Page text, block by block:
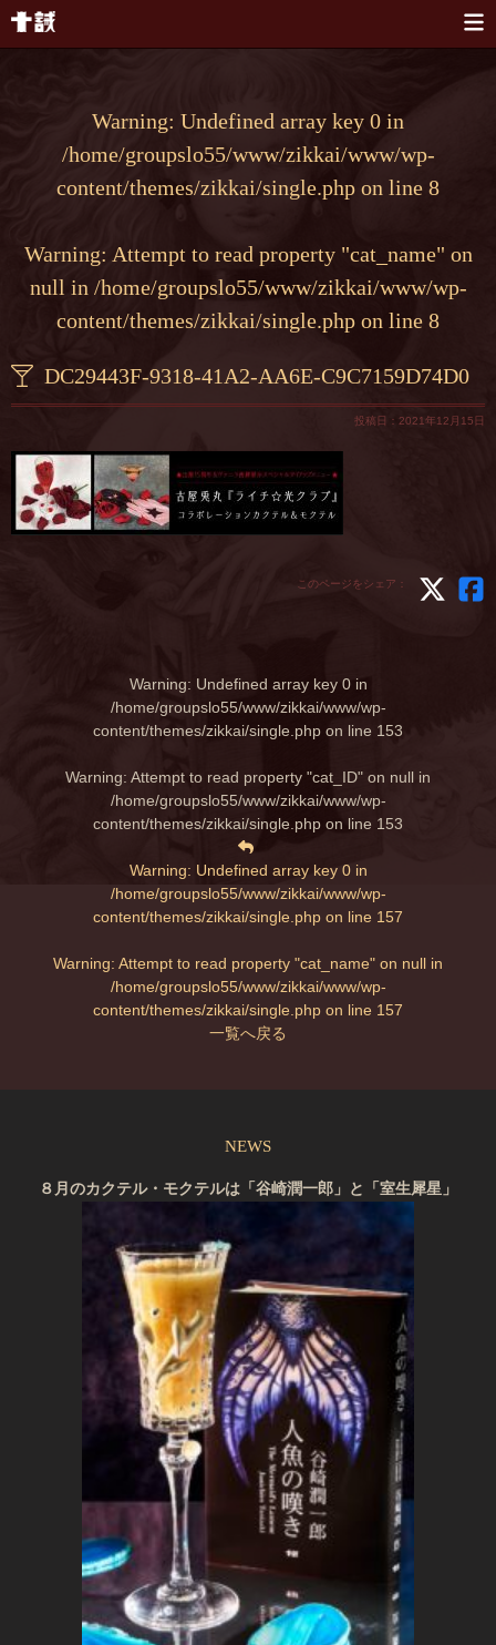
Warning: Undefined array key 0 in
/home/groupslo55/www/zikkai/www/wp-
content/themes/zikkai/single.php on line 8
Warning: Attempt to read property "cat_name" on
null in /home/groupslo55/www/zikkai/www/wp-
content/themes/zikkai/single.php on line 8
DC29443F-9318-41A2-AA6E-C9C7159D74D0
投稿日：2021年12月15日
このページをシェア：
Warning: Undefined array key 0 in
/home/groupslo55/www/zikkai/www/wp-
content/themes/zikkai/single.php on line 153
Warning: Attempt to read property "cat_ID" on null in
/home/groupslo55/www/zikkai/www/wp-
content/themes/zikkai/single.php on line 153
Warning: Undefined array key 0 in
/home/groupslo55/www/zikkai/www/wp-
content/themes/zikkai/single.php on line 157
Warning: Attempt to read property "cat_name" on null in
/home/groupslo55/www/zikkai/www/wp-
content/themes/zikkai/single.php on line 157
一覧へ戻る
NEWS
８月のカクテル・モクテルは「谷崎潤一郎」と「室生犀星」